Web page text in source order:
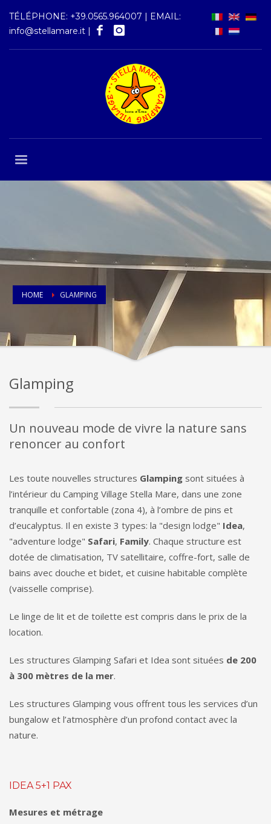
TÉLÉPHONE: +39.0565.964007 | EMAIL:
info@stellamare.it |
HOME GLAMPING
Glamping
Un nouveau mode de vivre la nature sans
renoncer au confort
Les toute nouvelles structures Glamping sont situées à
l’intérieur du Camping Village Stella Mare, dans une zone
tranquille et confortable (zona 4), à l’ombre de pins et
d’eucalyptus. Il en existe 3 types: la "design lodge" Idea,
"adventure lodge" Safari, Family. Chaque structure est
dotée de climatisation, TV satellitaire, coffre-fort, salle de
bains avec douche et bidet, et cuisine habitable complète
(vaisselle comprise).
Le linge de lit et de toilette est compris dans le prix de la
location.
Les structures Glamping Safari et Idea sont situées de 200
à 300 mètres de la mer.
Les structures Glamping vous offrent tous les services d’un
bungalow et l’atmosphère d’un profond contact avec la
nature.
IDEA 5+1 PAX
Mesures et métrage